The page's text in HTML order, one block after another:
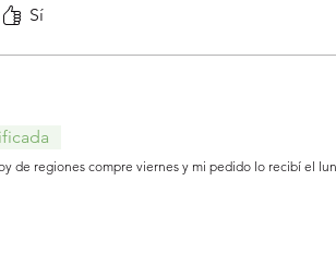
Sí
de regiones compre viernes y mi pedido lo recibí el